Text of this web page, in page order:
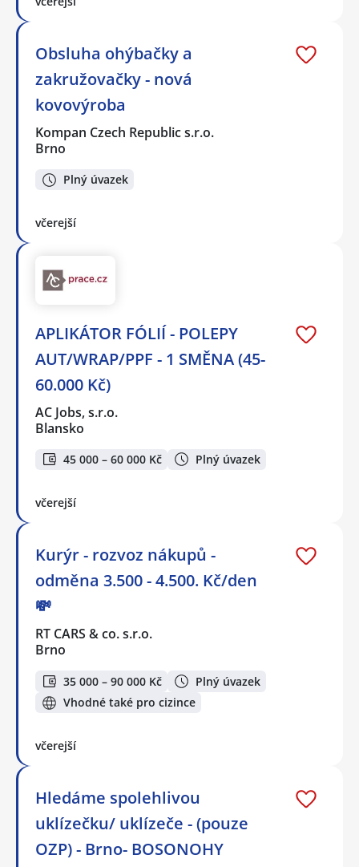
Obsluha ohýbačky a
zakružovačky - nová
kovovýroba
Kompan Czech Republic s.r.o.
Brno
Plný úvazek
včerejší
APLIKÁTOR FÓLIÍ - POLEPY
AUT/WRAP/PPF - 1 SMĚNA (45-
60.000 Kč)
AC Jobs, s.r.o.
Blansko
45 000 – 60 000 Kč Plný úvazek
včerejší
Kurýr - rozvoz nákupů -
odměna 3.500 - 4.500. Kč/den
💸
RT CARS & co. s.r.o.
Brno
35 000 – 90 000 Kč
Plný úvazek
Vhodné také pro cizince
včerejší
Hledáme spolehlivou
uklízečku/ uklízeče - (pouze
OZP) - Brno- BOSONOHY